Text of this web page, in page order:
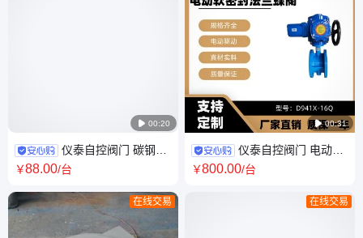
 00:20
仪泰自控阀门 碳钢法
兰球阀 Q41F-16C 软密封 水、
￥88.00/台
在线交易
 00:31
仪泰自控阀门 电动软
密封法兰蝶阀 D941X-16Q 球
￥800.00/台
在线交易